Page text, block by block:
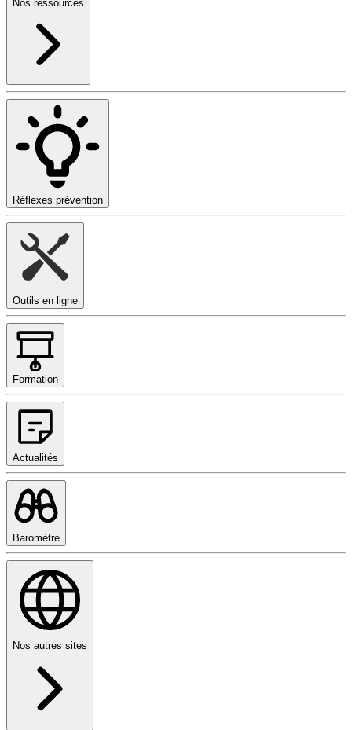
Nos ressources
Réflexes prévention
Outils en ligne
Formation
Actualités
Baromètre
Nos autres sites